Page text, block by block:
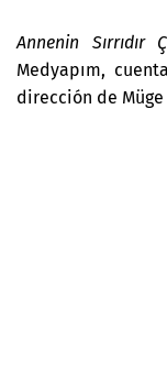
Annenin Sırrıdır
Medyapım,
dirección de Müge